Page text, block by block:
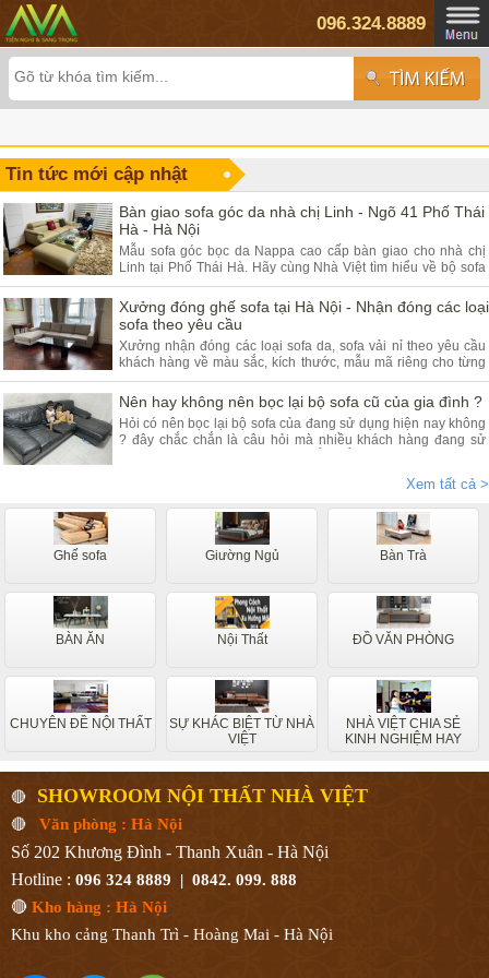
096.324.8889
Tin tức mới cập nhật
Bàn giao sofa góc da nhà chị Linh - Ngõ 41 Phố Thái
Hà - Hà Nội
Mẫu sofa góc bọc da Nappa cao cấp bàn giao cho nhà chị
Linh tại Phố Thái Hà. Hãy cùng Nhà Việt tìm hiểu về bộ sofa
góc da và ưu điểm của sản phẩm.
Xưởng đóng ghế sofa tại Hà Nội - Nhận đóng các loại
sofa theo yêu cầu
Xưởng nhận đóng các loại sofa da, sofa vải nỉ theo yêu cầu
khách hàng về màu sắc, kích thước, mẫu mã riêng cho từng
khách hàng. Quý khách đang có nhu cầu tìm xưởng sofa hãy
tham khảo bài viết dưới đây.
Nên hay không nên bọc lại bộ sofa cũ của gia đình ?
Hỏi có nên bọc lại bộ sofa của đang sử dụng hiện nay không
? đây chắc chắn là câu hỏi mà nhiều khách hàng đang sử
Xem tất cả >
Ghế sofa Giường Ngủ Bàn Trà
BÀN ĂN Nội Thất ĐỒ VĂN PHÒNG
CHUYÊN ĐỀ NỘI THẤT
SỰ KHÁC BIỆT TỪ NHÀ
VIỆT
NHÀ VIỆT CHIA SẺ
KINH NGHIỆM HAY
🔴 SHOWROOM NỘI THẤT NHÀ VIỆT
🔴 Văn phòng : Hà Nội
Số 202 Khương Đình - Thanh Xuân - Hà Nội
Hotline : 096 324 8889 | 0842. 099. 888
🔴 Kho hàng : Hà Nội
Khu kho cảng Thanh Trì - Hoàng Mai - Hà Nội